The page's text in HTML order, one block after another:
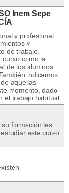
Inem Sepe
y profesional
y
de trabajo.
curso como la
de los alumnos
indicamos
aquellas
momento, dado
el trabajo habitual
formación les
este curso